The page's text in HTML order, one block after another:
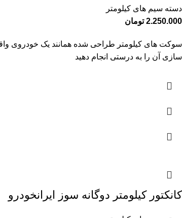
دسته سیم های کیلومتر
2.250.000 تومان
سوکت های کیلومتر طراحی شده همانند یک خودروی
سازی آن را به درستی انجام دهید
کانکتور کیلومتر دوگانه سوز ایرانخودرو